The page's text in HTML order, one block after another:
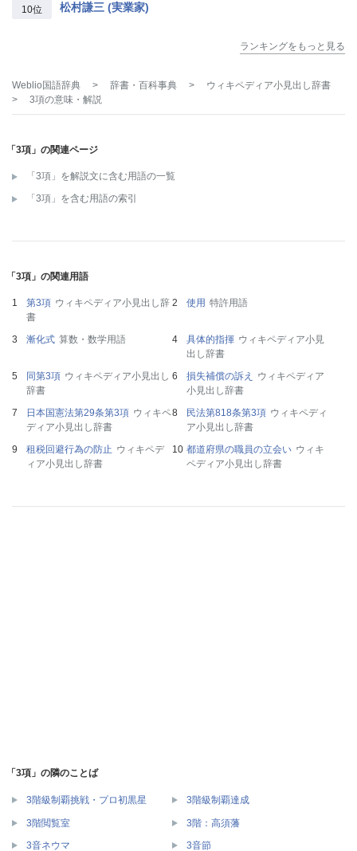
10位 松村謙三 (実業家)
ランキングをもっと見る
Weblio国語辞典 > 辞書・百科事典 >
ウィキペディア小見出し辞書
>
3項の意味・解説
「3項」の関連ページ
「3項」を解説文に含む用語の一覧
「3項」を含む用語の索引
「3項」の関連用語
第3項 ウィキペディア小見出し辞
書
使用 特許用語
漸化式 算数・数学用語 具体的指揮 ウィキペディア小見
出し辞書
同第3項 ウィキペディア小見出し
辞書
損失補償の訴え
ウィキペディア
小見出し辞書
日本国憲法第29条第3項 ウィキペ
ディア小見出し辞書
民法第818条第3項 ウィキペディ
ア小見出し辞書
租税回避行為の防止 ウィキペデ
ィア小見出し辞書
都道府県の職員の立会い ウィキ
ペディア小見出し辞書
「3項」の隣のことば
3階級制覇挑戦・プロ初黒星 3階級制覇達成
3階閲覧室 3階：高須藩
3音ネウマ 3音節